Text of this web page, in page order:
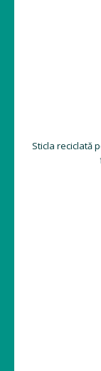
Sticla reciclată